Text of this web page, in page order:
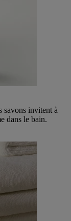
savons invitent à
dans le bain.